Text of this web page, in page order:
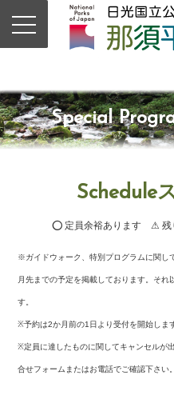
Special
Schedule
⭕ 定員余裕あります ⚠
※ガイドウォーク、特別プログラムに関し
月先までの予定を掲載しております。それ
す。
※予約は2か月前の1日より受付を開始しま
※定員に達したものに関してキャンセルが
合せフォームまたはお電話でご確認下さい。